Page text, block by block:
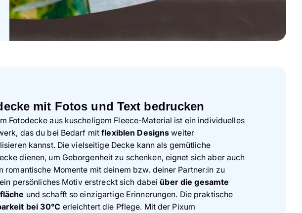
mit Fotos und Text bedrucken
Fotodecke aus kuscheligem Fleece-Material ist ein individuelles
das du bei Bedarf mitflexiblen Designs weiter
kannst. Die vielseitige Decke kann als gemütliche
dienen, um Geborgenheit zu schenken, eignet sich aber auch
romantische Momente mit deinem bzw. deiner Partner:in zu
persönliches Motiv erstreckt sich dabei über die gesamte
und schafft so einzigartige Erinnerungen. Die praktische
bei 30°C erleichtert die Pflege. Mit der Pixum